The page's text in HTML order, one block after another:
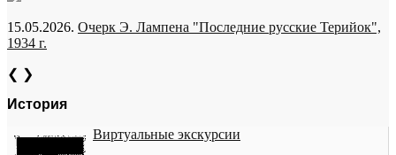
15.05.2026. Очерк Э. Лампена "Последние русские Терийок",
1934 г.
❮ ❯
История
Виртуальные экскурсии